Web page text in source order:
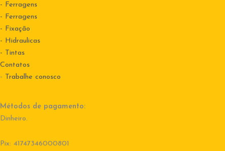
- Ferragens
- Ferragens
- Fixação
- Hidraulicas
- Tintas
Contatos
- Trabalhe conosco
Métodos de pagamento:
Dinheiro.
Pix: 41747346000801